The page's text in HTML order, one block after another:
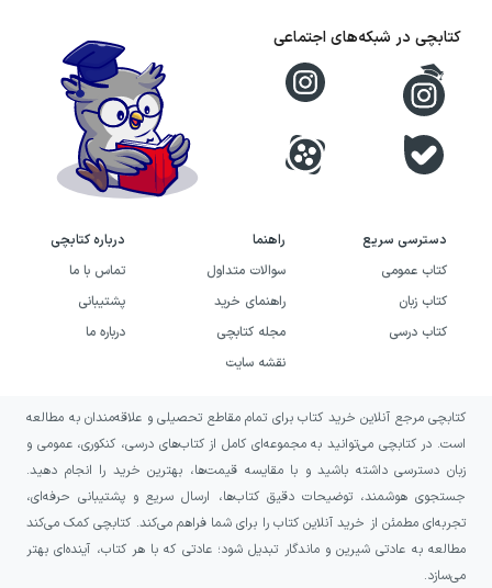
بازنگری قرار می‌گیرد.
محتوای آموزشی سری کتاب‌های (کارپوچینو) انتشارات
گاجشامل: کتاب‌های درسی، تمرینات عملی، تست‌های
متنوع و فعالیت‌های گروهی است که به یادگیری بهتر و
مجموعه با استفاده از تکنولوژی‌های نوین، امکان
یادگیری تعاملی و جذاب را فراهم می‌آورد و به
دانش‌آموزان این امکان را می‌دهد که با انگیزه و اشتیاق
بیشتری به تحصیل بپردازند.
در ادامه این متن به بررسی دقیق ساختار و ویژگی‌های
مجموعه کتاب‌های (کارپوچینو) پرداخته و شماری از
بهترین کتاب‌های این مجموعه را معرفی خواهیم کرد.
ریاضی سوم دبستان کارپوچینو گاج
کار ریاضی ششم کارپوچینو گاج
دسترسی سریع
کتاب عمومی
کتاب زبان
کتاب درسی
راهنما
سوالات متداول
راهنمای خرید
مجله کتابچی
نقشه سایت
درباره کتابچی
تماس با ما
پشتیبانی
درباره ما
کتابچی در شبکه‌های اجتماعی
کتابچی مرجع آنلاین خرید کتاب برای تمام مقاطع تحصیلی و علاقه‌مندان به مطالعه
است. در کتابچی می‌توانید به مجموعه‌ای کامل از کتاب‌های درسی، کنکوری، عمومی و
زبان دسترسی داشته باشید و با مقایسه قیمت‌ها، بهترین خرید را انجام دهید.
جستجوی هوشمند، توضیحات دقیق کتاب‌ها، ارسال سریع و پشتیبانی حرفه‌ای،
تجربه‌ای مطمئن از خرید آنلاین کتاب را برای شما فراهم می‌کند. کتابچی کمک می‌کند
مطالعه به عادتی شیرین و ماندگار تبدیل شود؛ عادتی که با هر کتاب، آینده‌ای بهتر
می‌سازد.